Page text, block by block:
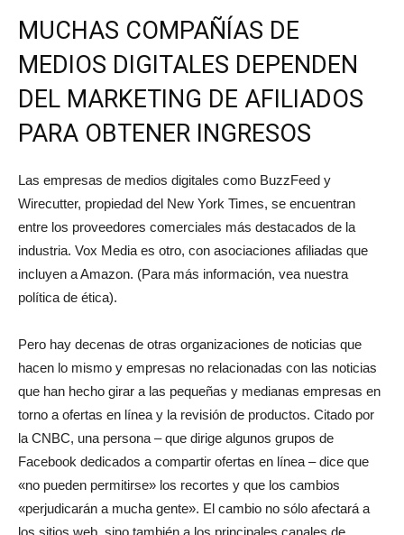
MUCHAS COMPAÑÍAS DE
MEDIOS DIGITALES DEPENDEN
DEL MARKETING DE AFILIADOS
PARA OBTENER INGRESOS
Las empresas de medios digitales como BuzzFeed y
Wirecutter, propiedad del New York Times, se encuentran
entre los proveedores comerciales más destacados de la
industria. Vox Media es otro, con asociaciones afiliadas que
incluyen a Amazon. (Para más información, vea nuestra
política de ética).
Pero hay decenas de otras organizaciones de noticias que
hacen lo mismo y empresas no relacionadas con las noticias
que han hecho girar a las pequeñas y medianas empresas en
torno a ofertas en línea y la revisión de productos. Citado por
la CNBC, una persona – que dirige algunos grupos de
Facebook dedicados a compartir ofertas en línea – dice que
«no pueden permitirse» los recortes y que los cambios
«perjudicarán a mucha gente». El cambio no sólo afectará a
los sitios web, sino también a los principales canales de